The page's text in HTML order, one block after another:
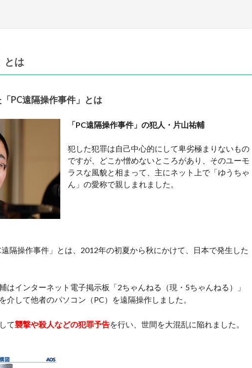
とは
PC遠隔操作事件」とは
「PC遠隔操作事件」の犯人・片山祐輔
犯した犯罪は自己中心的にして卑劣極まりないもの
ですが、どこか憎めないところがあり、そのユーモ
ラスな風貌と相まって、主にネット上で「ゆうちゃ
ん」の愛称で親しまれました。
隔操作事件」とは、2012年の初夏から秋にかけて、日本で発生した
はインターネット電子掲示板「2ちゃんねる（現・5ちゃんねる）」
介して他者のパソコン（PC）を遠隔操作しました。
て襲撃や殺人などの犯罪予告を行い、世間を大混乱に陥れました。